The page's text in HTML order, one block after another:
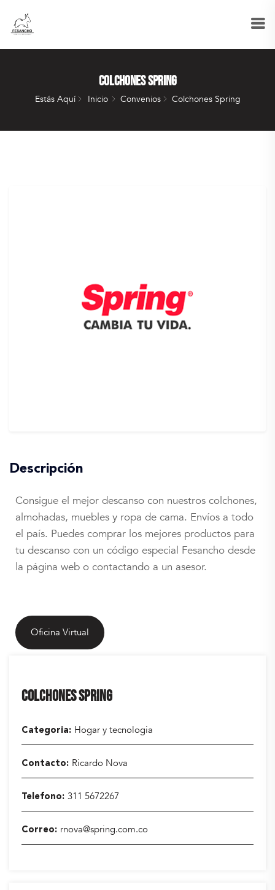
Colchones Spring
Estás Aquí Inicio Convenios Colchones Spring
Descripción
Consigue el mejor descanso con nuestros colchones,
almohadas, muebles y ropa de cama. Envíos a todo
el país. Puedes comprar los mejores productos para
tu descanso con un código especial Fesancho desde
la página web o contactando a un asesor.
Oficina Virtual
COLCHONES SPRING
Categoria Hogar y tecnologia
Contacto Ricardo Nova
Telefono 311 5672267
Correo rnova@spring.com.co